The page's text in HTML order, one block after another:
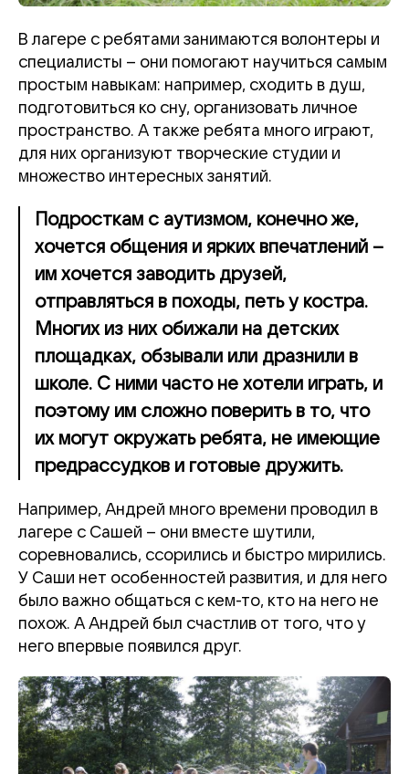
В лагере с ребятами занимаются волонтеры и
специалисты – они помогают научиться самым
простым навыкам: например, сходить в душ,
подготовиться ко сну, организовать личное
пространство. А также ребята много играют,
для них организуют творческие студии и
множество интересных занятий.
Подросткам с аутизмом, конечно же,
хочется общения и ярких впечатлений –
им хочется заводить друзей,
отправляться в походы, петь у костра.
Многих из них обижали на детских
площадках, обзывали или дразнили в
школе. С ними часто не хотели играть, и
поэтому им сложно поверить в то, что
их могут окружать ребята, не имеющие
предрассудков и готовые дружить.
Например, Андрей много времени проводил в
лагере с Сашей – они вместе шутили,
соревновались, ссорились и быстро мирились.
У Саши нет особенностей развития, и для него
было важно общаться с кем-то, кто на него не
похож. А Андрей был счастлив от того, что у
него впервые появился друг.